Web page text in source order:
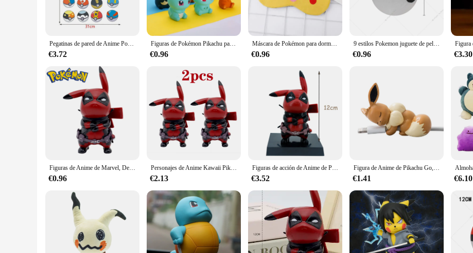
Pegatinas de pared de Anime Pokemon Pikachu para niños, decoración de pared de dibujos animados, pegatinas de Graffiti, carteles de dormitorio 3D de PVC, regalo
€3.72
Figuras de Pokémon Pikachu para baño, juguetes de baño de agua para niños, ducha rociadora, juguetes de natación
€0.96
Máscara de Pokémon para dormir para hombres y mujeres, cubreojos de Pikachu, máscara de sueño nocturno, venda para los ojos, venda para relajarse, salud y siesta
€0.96
9 estilos Pokemon juguete de peluche Poké Ball Ultra Master Ball Strange Ball Dusk Ball Beast Ball Hisuian Ultra Ball juguetes de peluche suaves
€0.96 €3.30
Figuras de Anime de Marvel, Deadpool, Pikachu, ryapparatuur, Q Editie, Pikachu, modelo de Anime, colección de escritorio, decoración, Kinderen, Gesch, 12Cm
€0.96
Personajes de Anime Kawaii Pikachu Cos Deadpool, versión q de animación de dibujos animados, figura de juego de marea, decoración de coche de escritorio, pokemon, 12cm
€2.13
Figuras de acción de Anime de Pokémon, Pikachu, PVC, Deadpool, modelo Kawaii, adornos de colección, juguetes para niños, regalo, 11cm
€3.52
Figura de Anime de Pikachu Go, accesorios de utilería de Cosplay, funda protectora Usb, taza de Pikachu, mascota, muñecas Eevee, regalo de juguete
€1.41 €6.10